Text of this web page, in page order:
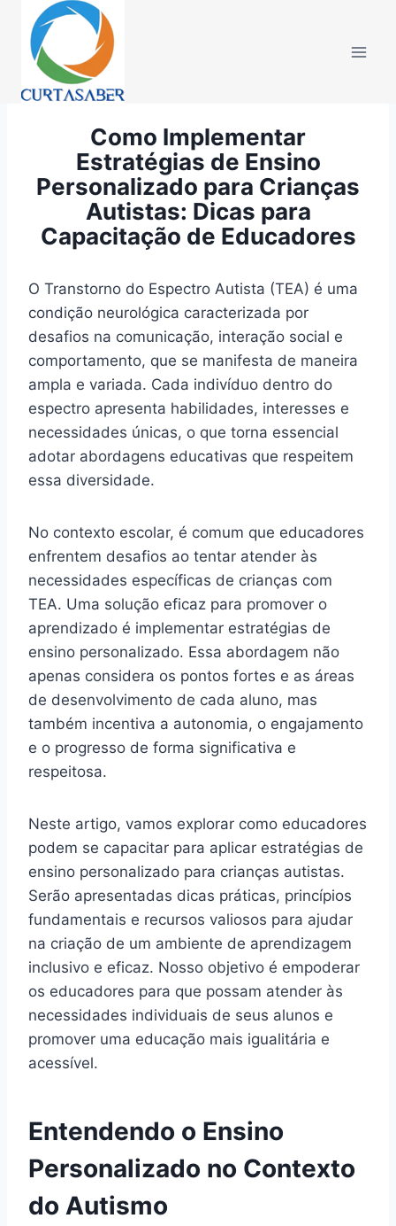
para
Conteúdo
Como Implementar
Estratégias de Ensino
Personalizado para Crianças
Autistas: Dicas para
Capacitação de Educadores
O Transtorno do Espectro Autista (TEA) é uma
condição neurológica caracterizada por
desafios na comunicação, interação social e
comportamento, que se manifesta de maneira
ampla e variada. Cada indivíduo dentro do
espectro apresenta habilidades, interesses e
necessidades únicas, o que torna essencial
adotar abordagens educativas que respeitem
essa diversidade.
No contexto escolar, é comum que educadores
enfrentem desafios ao tentar atender às
necessidades específicas de crianças com
TEA. Uma solução eficaz para promover o
aprendizado é implementar estratégias de
ensino personalizado. Essa abordagem não
apenas considera os pontos fortes e as áreas
de desenvolvimento de cada aluno, mas
também incentiva a autonomia, o engajamento
e o progresso de forma significativa e
respeitosa.
Neste artigo, vamos explorar como educadores
podem se capacitar para aplicar estratégias de
ensino personalizado para crianças autistas.
Serão apresentadas dicas práticas, princípios
fundamentais e recursos valiosos para ajudar
na criação de um ambiente de aprendizagem
inclusivo e eficaz. Nosso objetivo é empoderar
os educadores para que possam atender às
necessidades individuais de seus alunos e
promover uma educação mais igualitária e
acessível.
Entendendo o Ensino
Personalizado no Contexto
do Autismo